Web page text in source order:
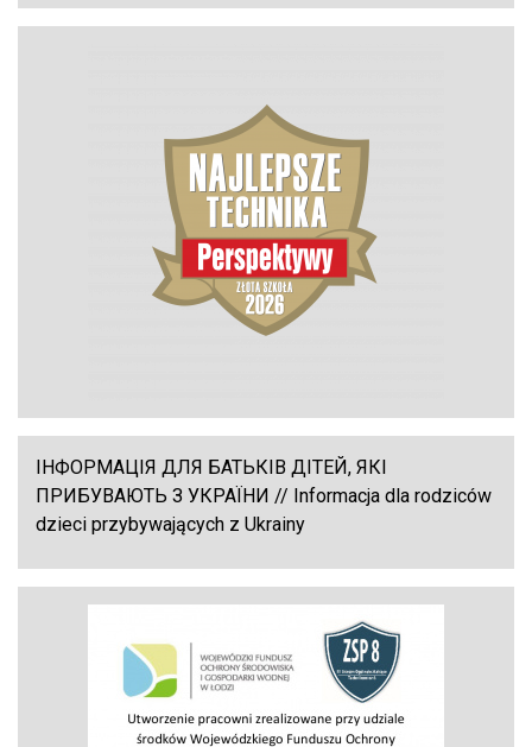
ІНФОРМАЦІЯ ДЛЯ БАТЬКІВ ДІТЕЙ, ЯКІ
ПРИБУВАЮТЬ З УКРАЇНИ // Informacja dla rodziców
dzieci przybywających z Ukrainy